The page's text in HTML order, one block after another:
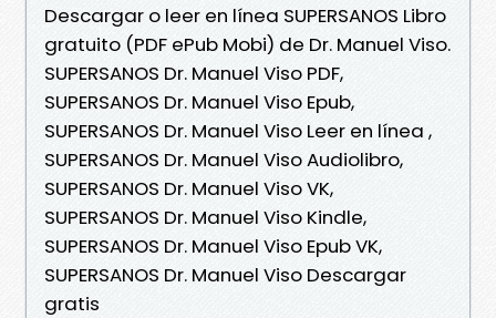
Descargar o leer en línea SUPERSANOS Libro
gratuito (PDF ePub Mobi) de Dr. Manuel Viso.
SUPERSANOS Dr. Manuel Viso PDF,
SUPERSANOS Dr. Manuel Viso Epub,
SUPERSANOS Dr. Manuel Viso Leer en línea ,
SUPERSANOS Dr. Manuel Viso Audiolibro,
SUPERSANOS Dr. Manuel Viso VK,
SUPERSANOS Dr. Manuel Viso Kindle,
SUPERSANOS Dr. Manuel Viso Epub VK,
SUPERSANOS Dr. Manuel Viso Descargar
gratis